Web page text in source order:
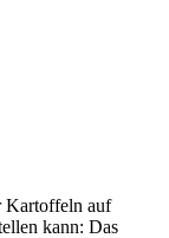
Kartoffeln auf
kann: Das